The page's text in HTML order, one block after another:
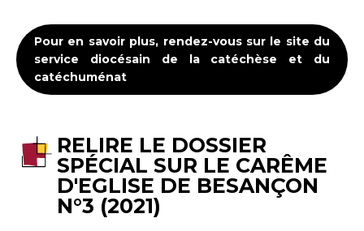
Pour en savoir plus, rendez-vous sur le site du
service diocésain de la catéchèse et du
catéchuménat
RELIRE LE DOSSIER
SPÉCIAL SUR LE CARÊME
D'EGLISE DE BESANÇON
N°3 (2021)